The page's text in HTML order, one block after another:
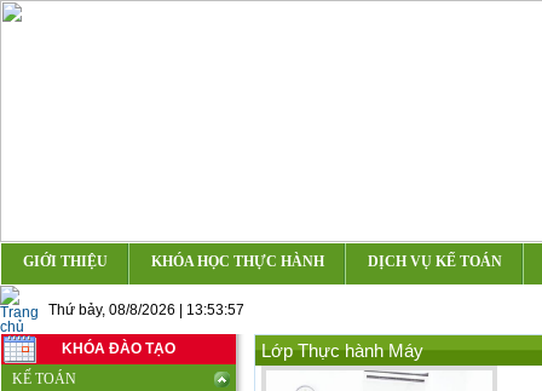
GIỚI THIỆU KHÓA HỌC THỰC HÀNH DỊCH VỤ KẾ TOÁN
Thứ bảy, 08/8/2026 | 13:53:57
KHÓA ĐÀO TẠO
KẾ TOÁN
Lớp Thực hành Máy